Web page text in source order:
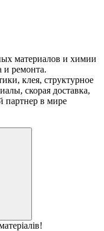
материалов и химии
и ремонта.
клея, структурное
скорая доставка,
партнер в мире